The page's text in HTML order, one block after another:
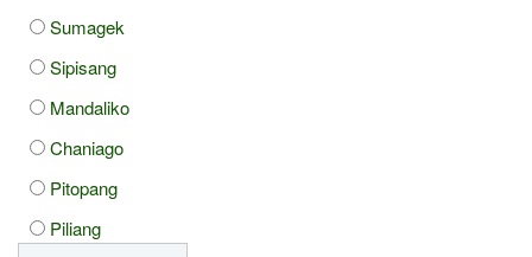
Sumagek
Sipisang
Mandaliko
Chaniago
Pitopang
Piliang